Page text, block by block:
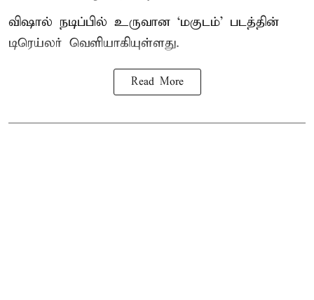
விஷால் நடிப்பில் உருவான ‘மகுடம்’ படத்தின்
டிரெய்லர் வெளியாகியுள்ளது.
Read More